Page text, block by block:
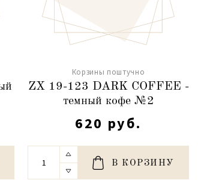
Корзины поштучно
ZX 19-123 DARK COFFEE -
темный кофе №2
620 руб.
В КОРЗИНУ